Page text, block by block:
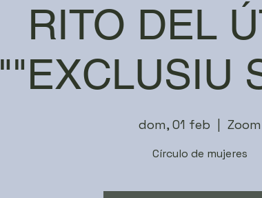
RITO DEL
""EXCLUSIU
dom, 01 feb Zoom
Círculo de mujeres